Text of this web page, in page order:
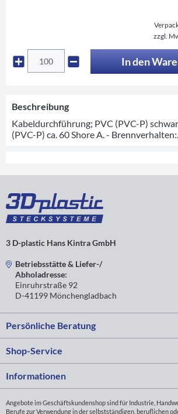
zzgl.
In den
Beschreibung
Kabeldurchführung; PVC (PVC-P)
(PVC-P) ca. 60 Shore A. - Brennverhalten:...
3 D-plastic Hans Kintra GmbH
Betriebsstätte & Liefer-/
Abholadresse:
Einruhrstraße 92
D-41199 Mönchengladbach
Persönliche Beratung
Shop-Service
Informationen
Angebote im Geschäftskundenshop sind für Industrie,
Berufe zur Verwendung in der selbstständigen, beruflichen